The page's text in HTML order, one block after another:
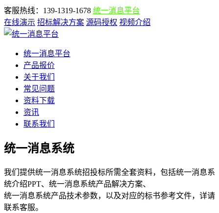
客服热线：139-1319-1678 统一消息平台
在线演示 招标解决方案 源码授权 视频介绍
统一消息平台
产品报价
关于我们
常见问题
资料下载
资讯
联系我们
统一消息系统
我们提供统一消息系统招投标所需全套资料，包括统一消息系
统介绍PPT、统一消息系统产品解决方案、
统一消息系统产品技术参数，以及对应的标书参考文件，详请
联系客服。